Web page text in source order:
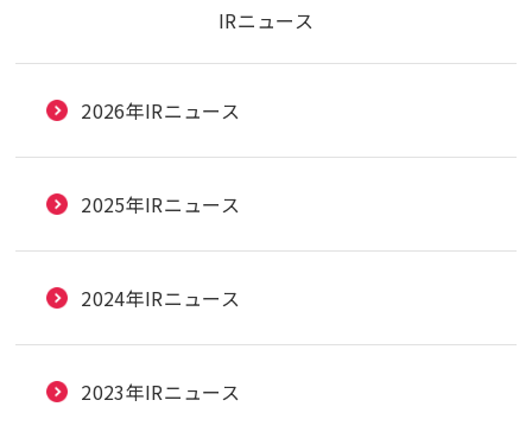
IRニュース
2026年IRニュース
2025年IRニュース
2024年IRニュース
2023年IRニュース